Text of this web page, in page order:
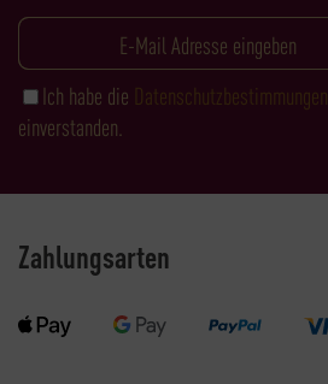
Ich habe die Datenschutzbestimmungen
einverstanden.
Zahlungsarten